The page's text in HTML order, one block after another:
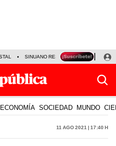
SINUANO RESULTADOS HOY
ECONOMÍA SOCIEDAD MUNDO
11 Ago 2021 | 17:40 h